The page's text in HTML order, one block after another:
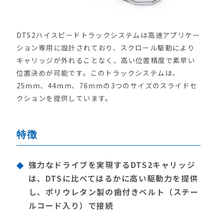
DTS2ハイスピードトラックシステムは高速アプリケー
ション専用に設計されており、スクロール駆動により
キャリッジが外れることなく、高い位置精度で素早い
位置決めが可能です。このトラックシステムは、
25mm、44mm、76mmの3つのサイズのスライドセ
クションを提供しています。
特徴
強力なドライブを実現するDTS2キャリッジ
は、DTSに比べてはるかに高い駆動力を提供
し、ポリウレタン製の歯付きベルト（スチー
ルコード入り）で接続